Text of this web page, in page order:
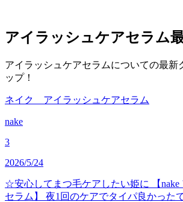
アイラッシュケアセラム
アイラッシュケアセラムについての最新
ップ！
ネイク アイラッシュケアセラム
nake
3
2026/5/24
☆安心してまつ毛ケアしたい姫に 【nake
セラム】 夜1回のケアでタイパ良かった